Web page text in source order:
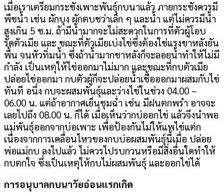
เมื่อเราเตรียมกระชังเพาะพันธุ์กบนาแล้ว ภายกระชังควรมี
พืชน้ำ เช่น ผักบุง ผักตบชว่าเล็ก ๆ และน้ำ แต่ไม่ควรมีน้ำ
สูงเกิน 5 ช.ม. ถ้ามีน้ำมากจะไม่สะดวกในการที่ตัวผู้โอบ
รัดตัวเมีย และ ขณะที่ตัวเมียเบ่งไข่ซึ่งต้องใช่แรงขาหลังยัน
พื้น จนหัวทิ่มน้ำ ซึ่งถ้าน้ำมากขาหลังก็จะลอยน้ำทำให้ไม่มี
กำลัง เป็นเหตุให้ไข่ออกมาไม่มาก และขณะที่กบตัวเมีย
ปล่อยไข่ออกมา กบตัวผู้ก็จะปล่อยน้ำเชื้อออกมาผสมกับไข่
ทันที อนึ่ง กบจะผสมพันธุ์และว่างไข่ในช่วง 04.00 –
06.00 น. แต่ถ้าอากาศเย็นชุมฉ่ำ เช่น มีฝนตกพรำ อาจจะ
เลยไปถึง 08.00 น. ก็ได้ เมื่อเห็นว่ากบ่ออกไข่ แล้วจึงนำพอ
แม่พันธุ์ออกจากบ่อเพาะ เพื่อป้องกันไม่ให้แพไข่แต่ก
เนื่องจากการเคลื่อนไหวของกบบ่อผสมพันธุ์นี้เมื่อ ปล่อย
พ่อแม่กบ ลงไปแล้ว ไม่ควรไปรบกวนหรือมีสิ่งอื่นใดทำให้
กบตกใจ ซึ่งเป็นเหตุให้กบไม่ผสมพันธุ์ และออกไข่ได้
การอนุบาลกบนาวัยอ่อนแรกเกิด